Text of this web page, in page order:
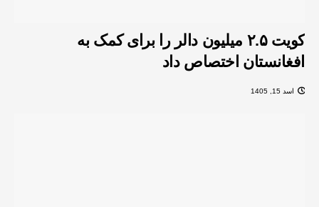
کویت ۲.۵ میلیون دالر را برای کمک به
افغانستان اختصاص داد
اسد 15, 1405